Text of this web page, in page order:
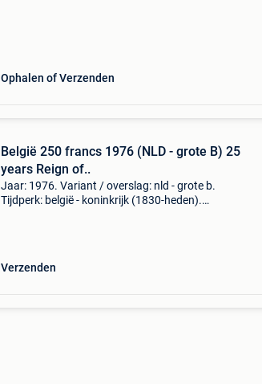
Ophalen of Verzenden
België 250 francs 1976 (NLD - grote B) 25
years Reign of..
Jaar: 1976. Variant / overslag: nld - grote b.
Tijdperk: belgië - koninkrijk (1830-heden).
Verzenden